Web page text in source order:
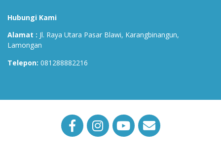
Hubungi Kami
Alamat : Jl. Raya Utara Pasar Blawi, Karangbinangun,
Lamongan
Telepon: 081288882216